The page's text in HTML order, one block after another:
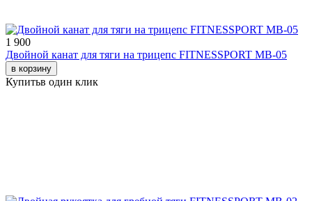
1 900
Двойной канат для тяги на трицепс FITNESSPORT МВ-05
в корзину
Купитьв один клик